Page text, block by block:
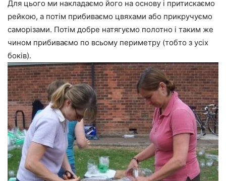
Для цього ми накладаємо його на основу і притискаємо
рейкою, а потім прибиваємо цвяхами або прикручуємо
саморізами. Потім добре натягуємо полотно і таким же
чином прибиваємо по всьому периметру (тобто з усіх
боків).